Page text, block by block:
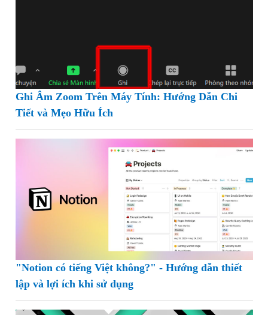
Ghi Âm Zoom Trên Máy Tính: Hướng Dẫn Chi
Tiết và Mẹo Hữu Ích
"Notion có tiếng Việt không?" - Hướng dẫn thiết
lập và lợi ích khi sử dụng